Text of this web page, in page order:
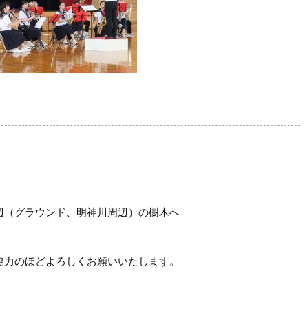
グラウンド、明神川周辺）の樹木へ
のほどよろしくお願いいたします。